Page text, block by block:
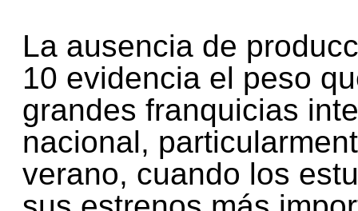
La ausencia de
10 evidencia el peso
grandes franquicias
nacional,
verano, cuando los